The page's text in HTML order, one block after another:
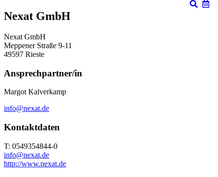
Nexat GmbH
Nexat GmbH
Meppener Straße 9-11
49597 Rieste
Ansprechpartner/in
Margot Kalverkamp
info@nexat.de
Kontaktdaten
T: 0549354844-0
info@nexat.de
http://www.nexat.de